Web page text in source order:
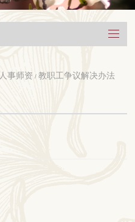
人事师资 / 教职工争议解决办法